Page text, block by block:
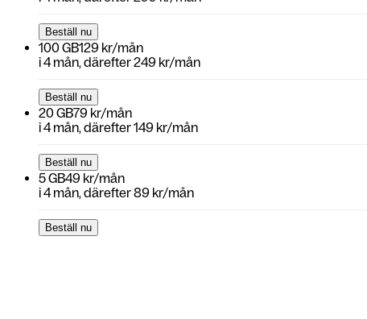
Beställ nu
100 GB129 kr/mån
i4 mån, därefter249 kr/mån
Beställ nu
20 GB79 kr/mån
i4 mån, därefter149 kr/mån
Beställ nu
5 GB49 kr/mån
i4 mån, därefter89 kr/mån
Beställ nu